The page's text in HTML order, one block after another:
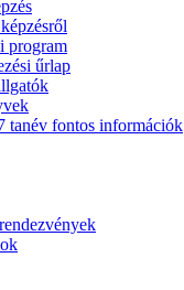
program
űrlap
tanév fontos információk